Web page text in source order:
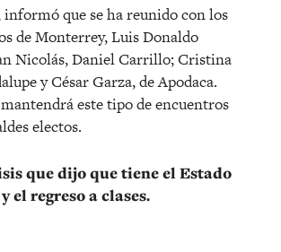
que se ha reunido con los
de Monterrey, Luis Donaldo
Nicolás, Daniel Carrillo; Cristina
y César Garza, de Apodaca.
este tipo de encuentros
electos.
que dijo que tiene el Estado
el regreso a clases.